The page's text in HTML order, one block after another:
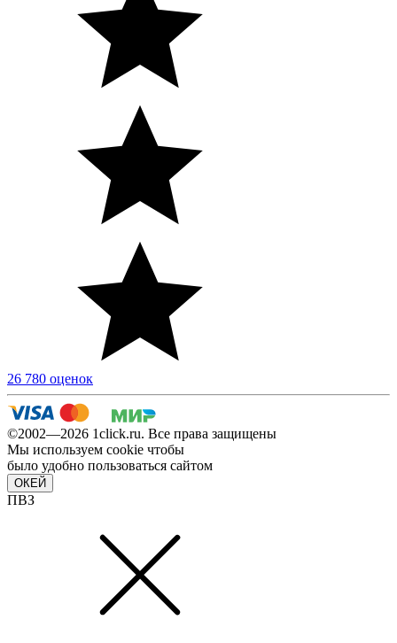
26 780 оценок
©2002—2026 1сlick.ru. Все права защищены
Мы используем cookie чтобы
было удобно пользоваться сайтом
ОКЕЙ
ПВЗ